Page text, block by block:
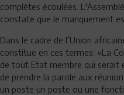
complètes écoulées.
constate que le manquement
Dans le cadre de l’Union
constitue en ces termes: «La
de tout Etat membre qui serait
de prendre la parole aux
un poste un poste ou une